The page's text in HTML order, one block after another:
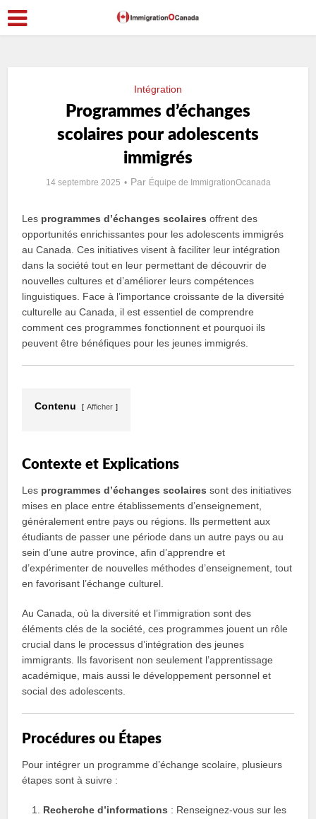
Intégration
Programmes d’échanges
scolaires pour adolescents
immigrés
14 septembre 2025 Par Équipe de ImmigrationOcanada
Les programmes d’échanges scolaires offrent des
opportunités enrichissantes pour les adolescents immigrés
au Canada. Ces initiatives visent à faciliter leur intégration
dans la société tout en leur permettant de découvrir de
nouvelles cultures et d’améliorer leurs compétences
linguistiques. Face à l’importance croissante de la diversité
culturelle au Canada, il est essentiel de comprendre
comment ces programmes fonctionnent et pourquoi ils
peuvent être bénéfiques pour les jeunes immigrés.
Contenu Afficher
Contexte et Explications
Les programmes d’échanges scolaires sont des initiatives
mises en place entre établissements d’enseignement,
généralement entre pays ou régions. Ils permettent aux
étudiants de passer une période dans un autre pays ou au
sein d’une autre province, afin d’apprendre et
d’expérimenter de nouvelles méthodes d’enseignement, tout
en favorisant l’échange culturel.
Au Canada, où la diversité et l’immigration sont des
éléments clés de la société, ces programmes jouent un rôle
crucial dans le processus d’intégration des jeunes
immigrants. Ils favorisent non seulement l’apprentissage
académique, mais aussi le développement personnel et
social des adolescents.
Procédures ou Étapes
Pour intégrer un programme d’échange scolaire, plusieurs
étapes sont à suivre :
Recherche d’informations : Renseignez-vous sur les